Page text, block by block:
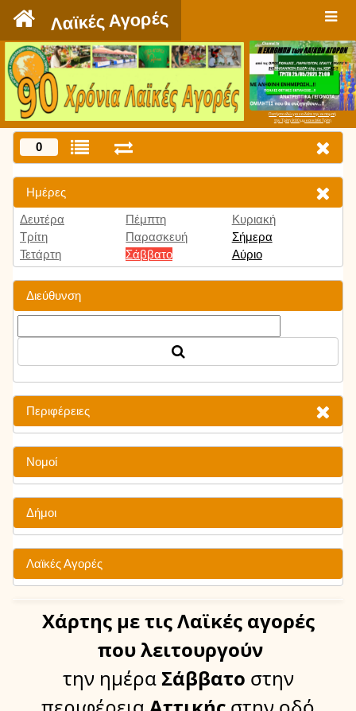
Λαϊκές Αγορές
Πατήστε εδώ για να δείτε την εκπομπή
την Τρίτη 9:00 μμ και κάθε Τρίτη
0
Ημέρες
Δευτέρα
Τρίτη
Τετάρτη
Πέμπτη
Παρασκευή
Σάββατο
Κυριακή
Σήμερα
Αύριο
Διεύθυνση
Περιφέρειες
Νομοί
Δήμοι
Λαϊκές Αγορές
Χάρτης με τις Λαϊκές αγορές
που λειτουργούν
την ημέραΣάββατο στην